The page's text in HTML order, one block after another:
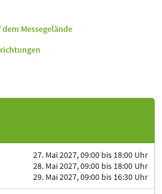
Messegelände
27. Mai 2027, 09:00 bis 18:00 Uhr
28. Mai 2027, 09:00 bis 18:00 Uhr
29. Mai 2027, 09:00 bis 16:30 Uhr